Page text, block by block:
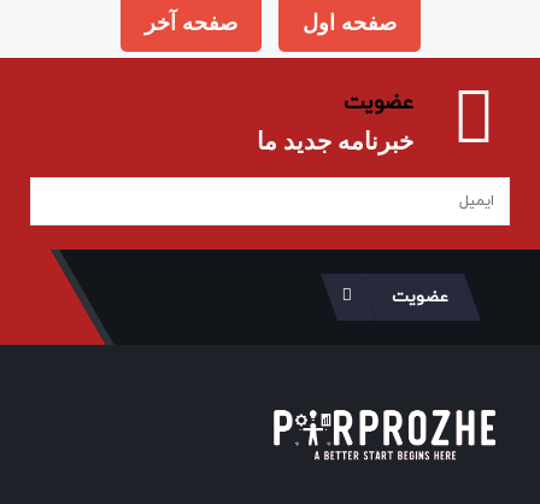
صفحه اول صفحه آخر
عضویت
خبرنامه جدید ما
عضویت